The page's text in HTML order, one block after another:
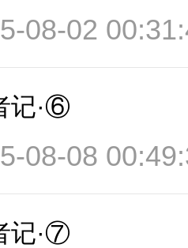
08-02
记·⑥
08-08
记·⑦